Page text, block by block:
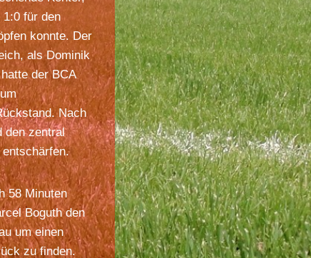
für den
konnte. Der
als Dominik
der BCA
Nach
den zentral
58 Minuten
Boguth den
um einen
zu finden.